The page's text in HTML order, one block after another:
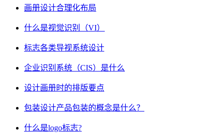
画册设计合理化布局
什么是视觉识别（VI）
标志各类导视系统设计
企业识别系统（CIS）是什么
设计画册时的排版要点
包装设计产品包装的概念是什么？
什么是logo标志?